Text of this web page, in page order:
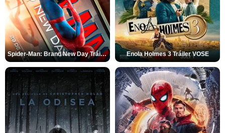
Spider-Man: Brand New Day Tráiler (3) Enola Holmes 3 Tráiler VOSE